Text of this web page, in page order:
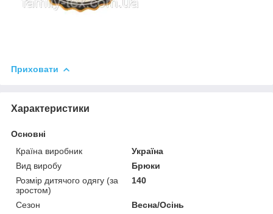
Приховати
Характеристики
Основні
Країна виробник
Україна
Вид виробу
Брюки
Розмір дитячого одягу (за
зростом)
140
Сезон
Весна/Осінь